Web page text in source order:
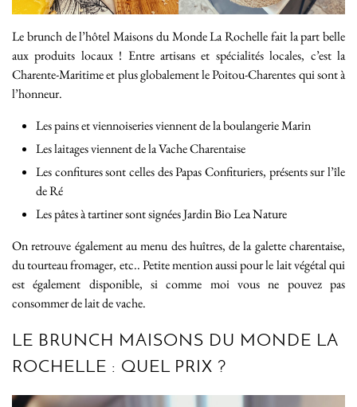
Le brunch de l’hôtel Maisons du Monde La Rochelle fait la part belle
aux produits locaux ! Entre artisans et spécialités locales, c’est la
Charente-Maritime et plus globalement le Poitou-Charentes qui sont à
l’honneur.
Les pains et viennoiseries viennent de la boulangerie Marin
Les laitages viennent de la Vache Charentaise
Les confitures sont celles des Papas Confituriers, présents sur l’île
de Ré
Les pâtes à tartiner sont signées Jardin Bio Lea Nature
On retrouve également au menu des huîtres, de la galette charentaise,
du tourteau fromager, etc.. Petite mention aussi pour le lait végétal qui
est également disponible, si comme moi vous ne pouvez pas
consommer de lait de vache.
LE BRUNCH MAISONS DU MONDE LA
ROCHELLE : QUEL PRIX ?